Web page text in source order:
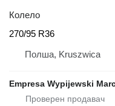
Колело
270/95 R36
Полша, Kruszwica
Empresa Wypijewski